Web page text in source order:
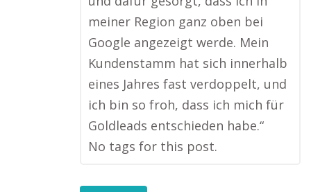
meiner Region ganz oben bei
Google angezeigt werde. Mein
Kundenstamm hat sich innerhalb
eines Jahres fast verdoppelt, und
ich bin so froh, dass ich mich für
Goldleads entschieden habe.“
No tags for this post.